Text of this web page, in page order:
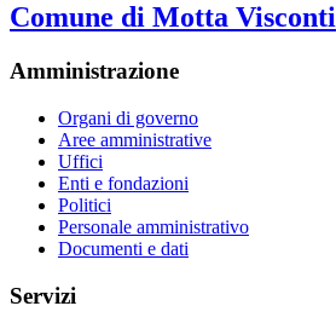
Comune di Motta Visconti
Amministrazione
Organi di governo
Aree amministrative
Uffici
Enti e fondazioni
Politici
Personale amministrativo
Documenti e dati
Servizi